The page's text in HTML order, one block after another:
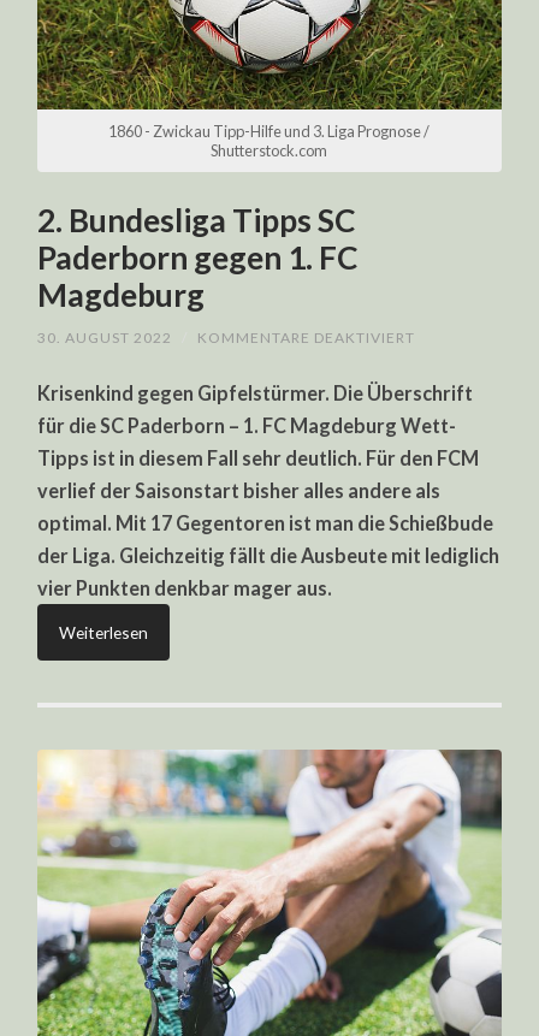
1860 - Zwickau Tipp-Hilfe und 3. Liga Prognose /
Shutterstock.com
2. Bundesliga Tipps SC
Paderborn gegen 1. FC
Magdeburg
30. AUGUST 2022 KOMMENTARE DEAKTIVIERT
TIPPS
PADERBORN
1.
FC
MAGDEBURG
Krisenkind gegen Gipfelstürmer. Die Überschrift
für die SC Paderborn – 1. FC Magdeburg Wett-
Tipps ist in diesem Fall sehr deutlich. Für den FCM
verlief der Saisonstart bisher alles andere als
optimal. Mit 17 Gegentoren ist man die Schießbude
der Liga. Gleichzeitig fällt die Ausbeute mit lediglich
vier Punkten denkbar mager aus.
Weiterlesen